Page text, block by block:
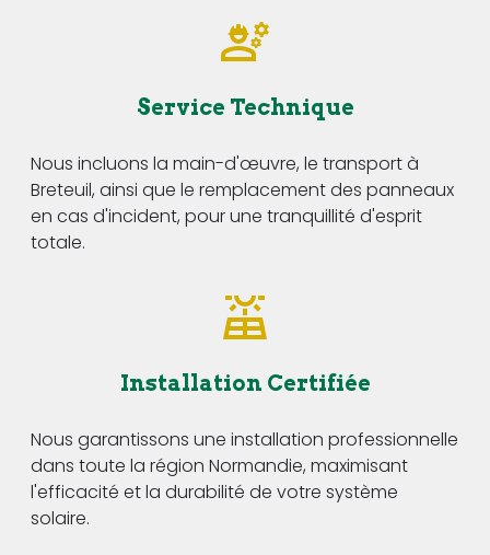
Service Technique
Nous incluons la main-d'œuvre, le transport à
Breteuil, ainsi que le remplacement des panneaux
en cas d'incident, pour une tranquillité d'esprit
totale.
Installation Certifiée
Nous garantissons une installation professionnelle
dans toute la région Normandie, maximisant
l'efficacité et la durabilité de votre système
solaire.